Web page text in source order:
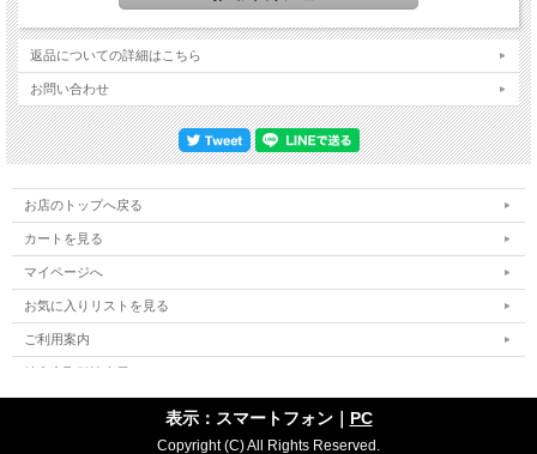
返品についての詳細はこちら
お問い合わせ
お店のトップへ戻る
カートを見る
マイページへ
お気に入りリストを見る
ご利用案内
特定商取引法表示
表示：スマートフォン｜ PC
Copyright (C) All Rights Reserved.